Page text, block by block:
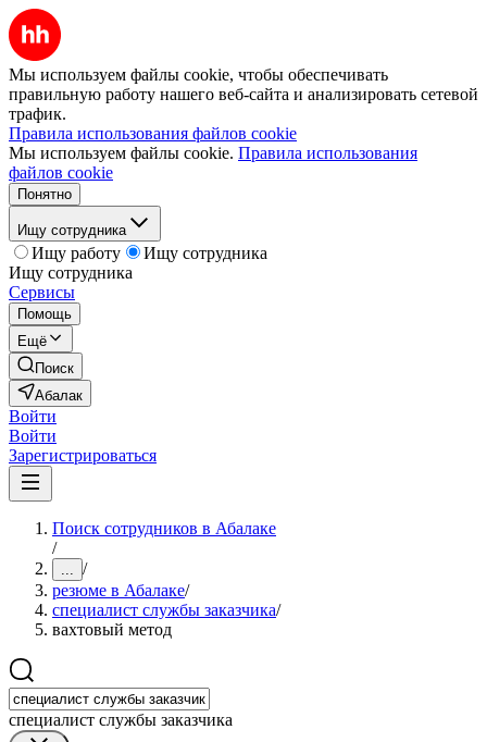
Мы используем файлы cookie, чтобы обеспечивать
правильную работу нашего веб-сайта и анализировать сетевой
трафик.
Правила использования файлов cookie
Мы используем файлы cookie. Правила использования
файлов cookie
Понятно
Ищу сотрудника
Ищу работу
Ищу сотрудника
Ищу сотрудника
Сервисы
Помощь
Ещё
Поиск
Абалак
Войти
Войти
Зарегистрироваться
Поиск сотрудников в Абалаке
/
... /
резюме в Абалаке/
специалист службы заказчика/
вахтовый метод
специалист службы заказчика